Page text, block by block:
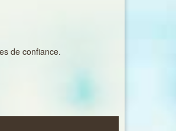
de confiance.